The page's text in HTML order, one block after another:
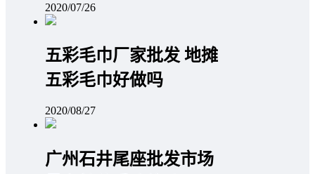
2020/07/26
五彩毛巾厂家批发 地摊
五彩毛巾好做吗
2020/08/27
广州石井尾座批发市场